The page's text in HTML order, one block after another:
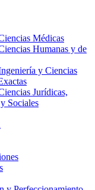
Médicas
Humanas y de
y Ciencias
Jurídicas,
Sociales